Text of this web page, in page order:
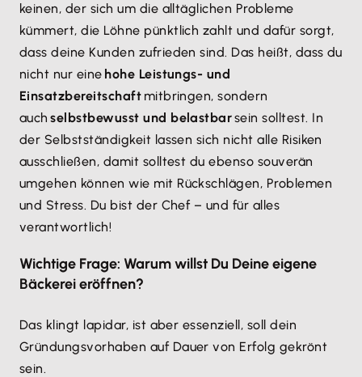
keinen, der sich um die alltäglichen Probleme
kümmert, die Löhne pünktlich zahlt und dafür sorgt,
dass deine Kunden zufrieden sind. Das heißt, dass du
nicht nur eine hohe Leistungs- und
Einsatzbereitschaft mitbringen, sondern
auchselbstbewusst und belastbarsein solltest. In
der Selbstständigkeit lassen sich nicht alle Risiken
ausschließen, damit solltest du ebenso souverän
umgehen können wie mit Rückschlägen, Problemen
und Stress. Du bist der Chef – und für alles
verantwortlich!
Wichtige Frage: Warum willst Du Deine eigene
Bäckerei eröffnen?
Das klingt lapidar, ist aber essenziell, soll dein
Gründungsvorhaben auf Dauer von Erfolg gekrönt
sein.